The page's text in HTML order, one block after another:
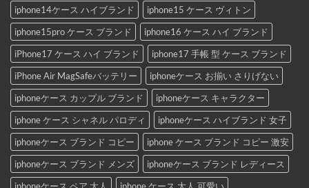
iphone14ケース ハイブランド
iphone15 ケース ヴィトン
iphone15pro ケース ブランド
iphone16 ケース ハイ ブランド
iPhone17 ケース ハイ ブランド
iphone17 手帳 型 ケース ブランド
iPhone Air MagSafeバッテリー
iphoneケース お揃い さりげない
iphoneケース カップル ブランド
iphoneケース キャラクター
iphone ケース シャネル パロディ
iphoneケース ハイブランド 女子
iphoneケース ブランド コピー
iphone ケース ブランド コピー 激安
iphoneケース ブランド メンズ
iphoneケース ブランド レディース